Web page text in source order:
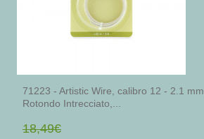
71223 - Artistic Wire, calibro 12 - 2.1 mm,
Rotondo Intrecciato,...
18,49€